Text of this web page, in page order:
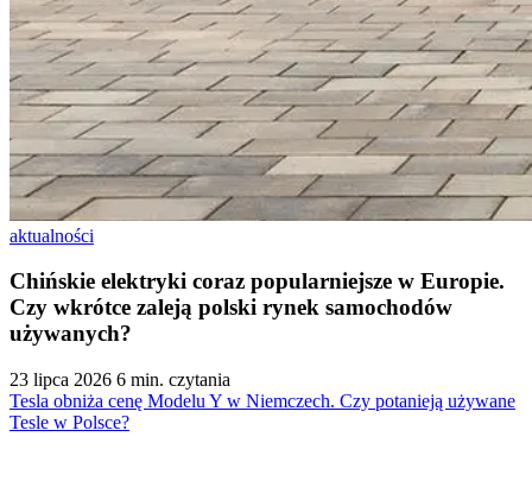
aktualności
Chińskie elektryki coraz popularniejsze w Europie.
Czy wkrótce zaleją polski rynek samochodów
używanych?
23 lipca 2026 6 min. czytania
Tesla obniża cenę Modelu Y w Niemczech. Czy potanieją używane
Tesle w Polsce?